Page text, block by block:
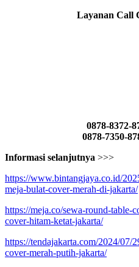
Layanan Call
0878-8372-
0878-7350-
Informasi selanjutnya >>>
https://www.bintangjaya.co.id/
meja-bulat-cover-merah-di-jakarta/
https://meja.co/sewa-round-table-
cover-hitam-ketat-jakarta/
https://tendajakarta.com/2024/07/
cover-merah-putih-jakarta/